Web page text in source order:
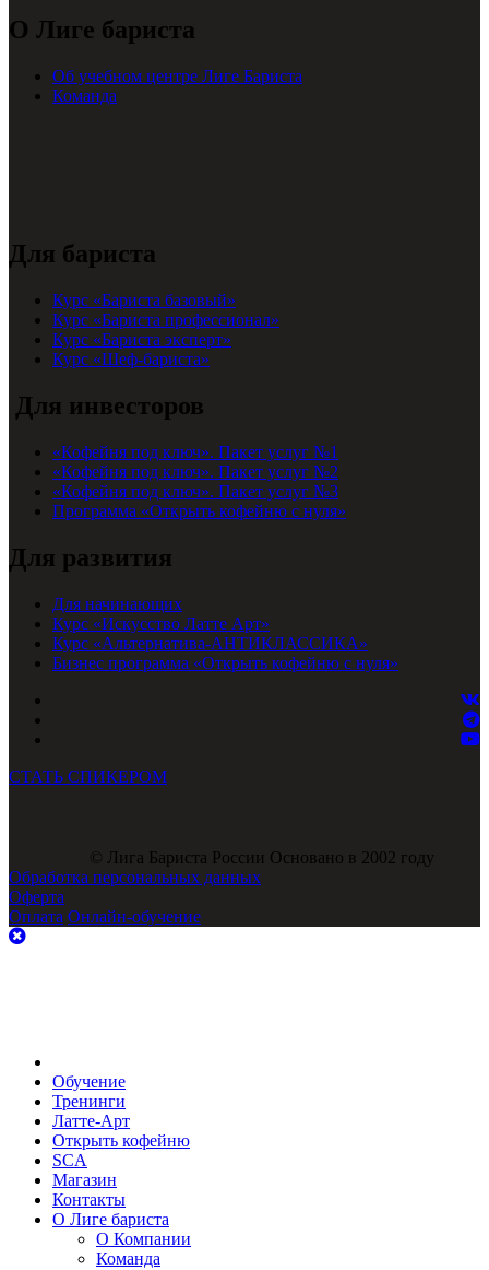
О Лиге бариста
Об учебном центре Лиге Бариста
Команда
Для бариста
Курс «Бариста базовый»
Курс «Бариста профессионал»
Курс «Бариста эксперт»
Курс «Шеф-бариста»
Для инвесторов
«Кофейня под ключ». Пакет услуг №1
«Кофейня под ключ». Пакет услуг №2
«Кофейня под ключ». Пакет услуг №3
Программа «Открыть кофейню с нуля»
Для развития
Для начинающих
Курс «Искусство Латте Арт»
Курс «Альтернатива-АНТИКЛАССИКА»
Бизнес программа «Открыть кофейню с нуля»
СТАТЬ СПИКЕРОМ
© Лига Бариста России Основано в 2002 году
Обработка персональных данных
Оферта
Оплата Онлайн-обучение
Обучение
Тренинги
Латте-Арт
Открыть кофейню
SCA
Магазин
Контакты
О Лиге бариста
О Компании
Команда